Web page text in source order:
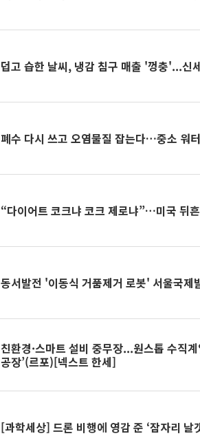
덥고 습한 날씨, 냉감 침구 매출 '껑충'...신
폐수 다시 쓰고 오염물질 잡는다…중소 워
“다이어트 코크냐 코크 제로냐”…미국 뒤
동서발전 '이동식 거품제거 로봇' 서울국제
친환경·스마트 설비 중무장...원스톱 수직
공장’(르포)[넥스트 한세]
[과학세상] 드론 비행에 영감 준 ‘잠자리 날